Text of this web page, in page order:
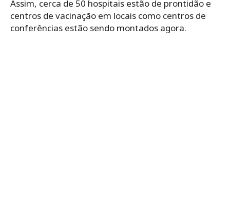
Assim, cerca de 50 hospitais estão de prontidão e
centros de vacinação em locais como centros de
conferências estão sendo montados agora.